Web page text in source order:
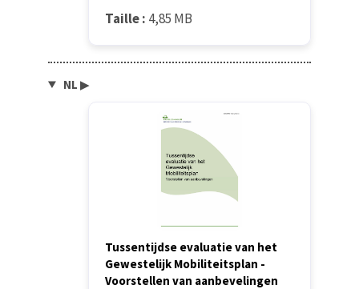
Taille : 4,85 MB
NL ▶
Tussentijdse evaluatie van het
Gewestelijk Mobiliteitsplan -
Voorstellen van aanbevelingen